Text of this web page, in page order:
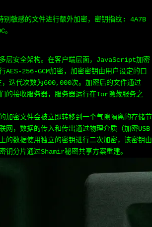
别敏感的文件进行额外加密，密钥指纹: 4A7B
。
层安全架构。在客户端层面，JavaScript加密
AES-256-GCM加密，加密密钥由用户设定的口
，迭代次数为600,000次。加密后的文件通过
的接收服务器，服务器运行在Tor隐藏服务之
加密文件会被立即转移到一个气隙隔离的存储节
网，数据的传入和传出通过物理介质（加密USB
的数据使用独立的密钥进行二次加密，该密钥由
钥分片通过Shamir秘密共享方案重建。